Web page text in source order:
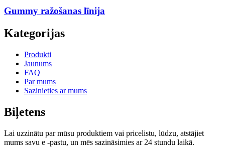
Gummy ražošanas līnija
Kategorijas
Produkti
Jaunums
FAQ
Par mums
Sazinieties ar mums
Biļetens
Lai uzzinātu par mūsu produktiem vai pricelistu, lūdzu, atstājiet
mums savu e -pastu, un mēs sazināsimies ar 24 stundu laikā.